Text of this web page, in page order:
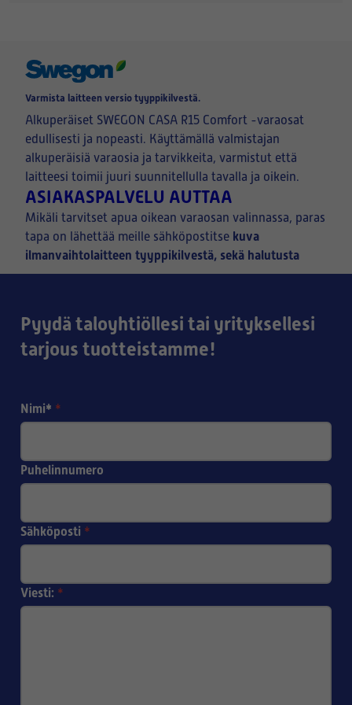
Varmista laitteen versio tyyppikilvestä.
Alkuperäiset SWEGON CASA R15 Comfort -varaosat
edullisesti ja nopeasti. Käyttämällä valmistajan
alkuperäisiä varaosia ja tarvikkeita, varmistut että
laitteesi toimii juuri suunnitellulla tavalla ja oikein.
ASIAKASPALVELU AUTTAA
Mikäli tarvitset apua oikean varaosan valinnassa, paras
tapa on lähettää meille sähköpostitse kuva
ilmanvaihtolaitteen tyyppikilvestä, sekä halutusta
osasta.
Pyydä taloyhtiöllesi tai yrityksellesi
tarjous tuotteistamme!
Nimi* *
Puhelinnumero
Sähköposti *
Viesti: *